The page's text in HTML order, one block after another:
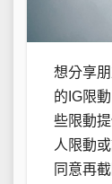
想分享
的IG限
些限動
人限動
同意再